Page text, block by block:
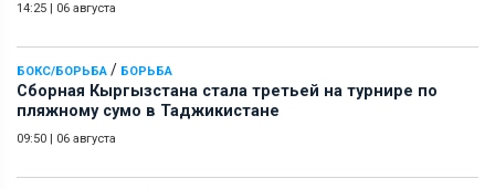
14:25 | 06 августа
БОКС/БОРЬБА / БОРЬБА
Сборная Кыргызстана стала третьей на турнире по
пляжному сумо в Таджикистане
09:50 | 06 августа